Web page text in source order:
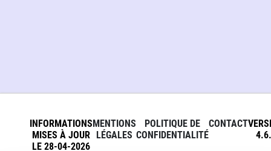
INFORMATIONS
MISES À JOUR
LE 28-04-2026
MENTIONS
LÉGALES
POLITIQUE DE
CONFIDENTIALITÉ
CONTACT